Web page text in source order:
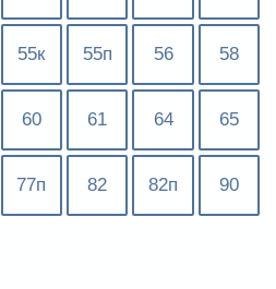
55к 55п 56 58
60 61 64 65
77п 82 82п 90